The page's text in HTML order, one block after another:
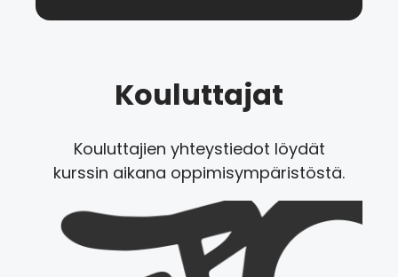
Kouluttajat
Kouluttajien yhteystiedot löydät
kurssin aikana oppimisympäristöstä.